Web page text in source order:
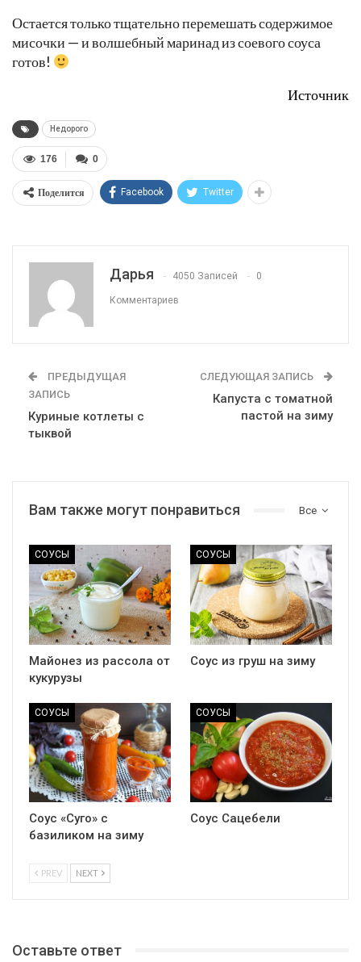
Остается только тщательно перемешать содержимое
мисочки — и волшебный маринад из соевого соуса
готов!
Источник
Недорого
0
176
Поделится Facebook Twitter
Дарья 4050 Записей 0
Комментариев
ПРЕДЫДУЩАЯ
ЗАПИСЬ
Куриные котлеты с
тыквой
СЛЕДУЮЩАЯ ЗАПИСЬ
Капуста с томатной
пастой на зиму
Все
Вам также могут понравиться
СОУСЫ
Майонез из рассола от
кукурузы
СОУСЫ
Соус из груш на зиму
СОУСЫ
Соус «Суго» с
базиликом на зиму
СОУСЫ
Соус Сацебели
PREV NEXT
Оставьте ответ